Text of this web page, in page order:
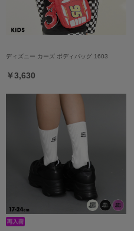
ディズニー カーズ ボディバッグ 1603
￥3,630